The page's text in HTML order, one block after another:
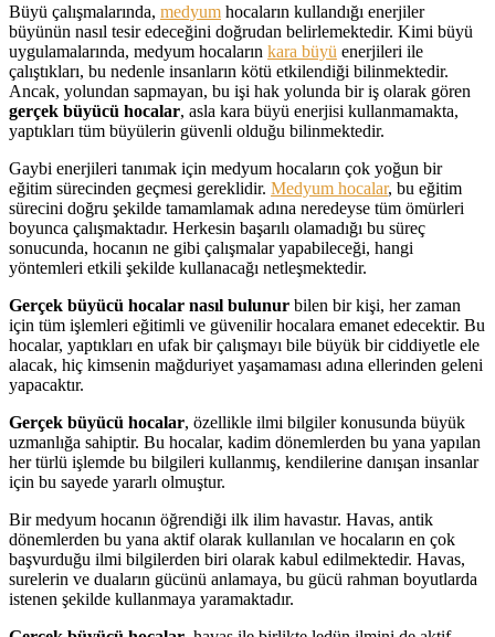
Büyü çalışmalarında, medyum hocaların kullandığı enerjiler
büyünün nasıl tesir edeceğini doğrudan belirlemektedir. Kimi büyü
uygulamalarında, medyum hocaların kara büyü enerjileri ile
çalıştıkları, bu nedenle insanların kötü etkilendiği bilinmektedir.
Ancak, yolundan sapmayan, bu işi hak yolunda bir iş olarak gören
gerçek büyücü hocalar, asla kara büyü enerjisi kullanmamakta,
yaptıkları tüm büyülerin güvenli olduğu bilinmektedir.
Gaybi enerjileri tanımak için medyum hocaların çok yoğun bir
eğitim sürecinden geçmesi gereklidir. Medyum hocalar, bu eğitim
sürecini doğru şekilde tamamlamak adına neredeyse tüm ömürleri
boyunca çalışmaktadır. Herkesin başarılı olamadığı bu süreç
sonucunda, hocanın ne gibi çalışmalar yapabileceği, hangi
yöntemleri etkili şekilde kullanacağı netleşmektedir.
Gerçek büyücü hocalar nasıl bulunur bilen bir kişi, her zaman
için tüm işlemleri eğitimli ve güvenilir hocalara emanet edecektir. Bu
hocalar, yaptıkları en ufak bir çalışmayı bile büyük bir ciddiyetle ele
alacak, hiç kimsenin mağduriyet yaşamaması adına ellerinden geleni
yapacaktır.
Gerçek büyücü hocalar, özellikle ilmi bilgiler konusunda büyük
uzmanlığa sahiptir. Bu hocalar, kadim dönemlerden bu yana yapılan
her türlü işlemde bu bilgileri kullanmış, kendilerine danışan insanlar
için bu sayede yararlı olmuştur.
Bir medyum hocanın öğrendiği ilk ilim havastır. Havas, antik
dönemlerden bu yana aktif olarak kullanılan ve hocaların en çok
başvurduğu ilmi bilgilerden biri olarak kabul edilmektedir. Havas,
surelerin ve duaların gücünü anlamaya, bu gücü rahman boyutlarda
istenen şekilde kullanmaya yaramaktadır.